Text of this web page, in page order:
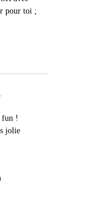
pour toi ;
fun !
jolie